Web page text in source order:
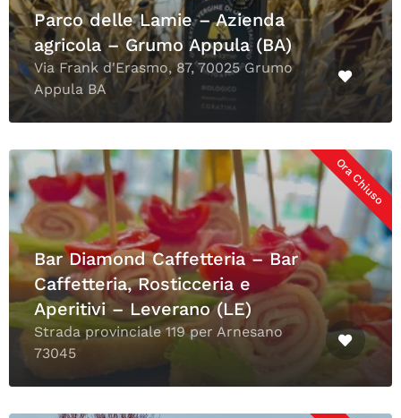
Parco delle Lamie – Azienda
agricola – Grumo Appula (BA)
Via Frank d'Erasmo, 87, 70025 Grumo
Appula BA
Ora Chiuso
Bar Diamond Caffetteria – Bar
Caffetteria, Rosticceria e
Aperitivi – Leverano (LE)
Strada provinciale 119 per Arnesano
73045